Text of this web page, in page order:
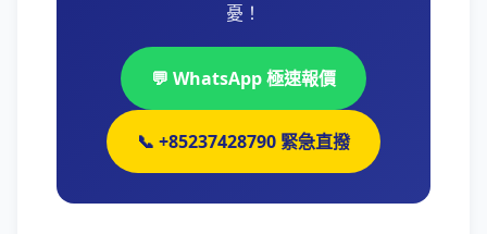
憂！
💬 WhatsApp 極速報價
📞 +85237428790 緊急直撥